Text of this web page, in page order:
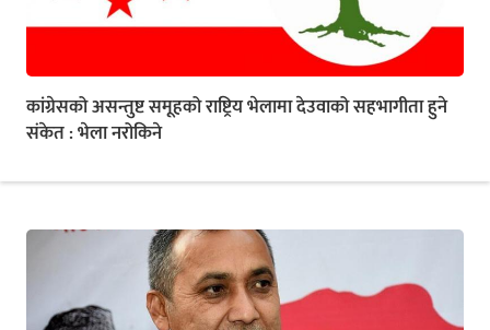
कांग्रेसको असन्तुष्ट समूहको राष्ट्रिय भेलामा देउवाको सहभागीता हुने
संकेत : भेला नरोकिने